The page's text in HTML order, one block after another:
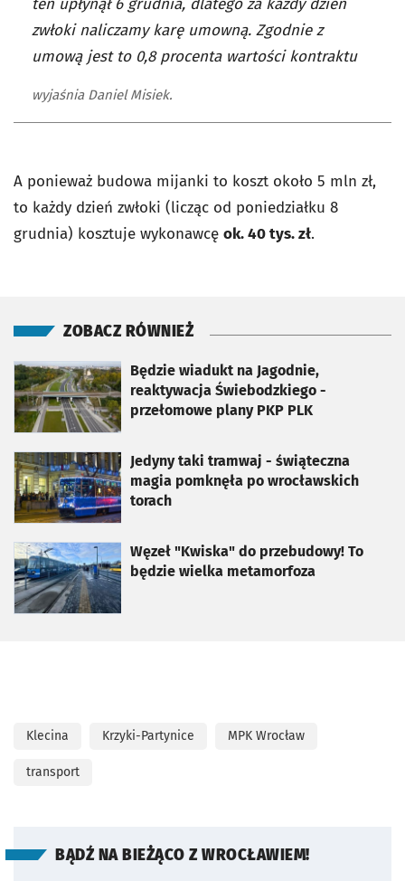
zwłoki naliczamy karę umowną. Zgodnie z
umową jest to 0,8 procenta wartości kontraktu
wyjaśnia Daniel Misiek.
A ponieważ budowa mijanki to koszt około 5 mln zł,
to każdy dzień zwłoki (licząc od poniedziałku 8
grudnia) kosztuje wykonawcę ok. 40 tys. zł.
ZOBACZ RÓWNIEŻ
Będzie wiadukt na Jagodnie,
reaktywacja Świebodzkiego -
przełomowe plany PKP PLK
otworzy się w nowej karcie
Jedyny taki tramwaj - świąteczna
magia pomknęła po wrocławskich
torach
otworzy się w nowej karcie
Węzeł "Kwiska" do przebudowy! To
będzie wielka metamorfoza
otworzy się w nowej karcie
Klecina Krzyki-Partynice MPK Wrocław
transport
BĄDŹ NA BIEŻĄCO Z WROCŁAWIEM!